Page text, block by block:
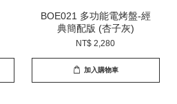
BOE021 多功能電烤盤-經
典簡配版 (杏子灰)
NT$ 2,280
加入購物車